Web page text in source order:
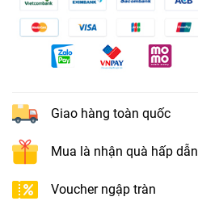
Giao hàng toàn quốc
Mua là nhận quà hấp dẫn
Voucher ngập tràn